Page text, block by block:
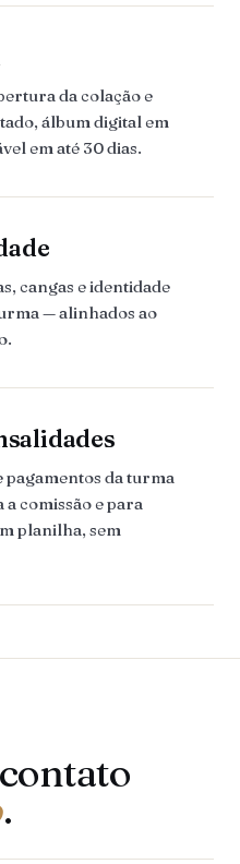
da colação e
álbum digital em
em até 30 dias.
cangas e identidade
— alinhados ao
pagamentos da turma
comissão e para
planilha, sem
.